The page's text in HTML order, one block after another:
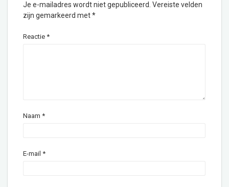
Je e-mailadres wordt niet gepubliceerd. Vereiste velden
zijn gemarkeerd met*
Reactie *
Naam *
E-mail *